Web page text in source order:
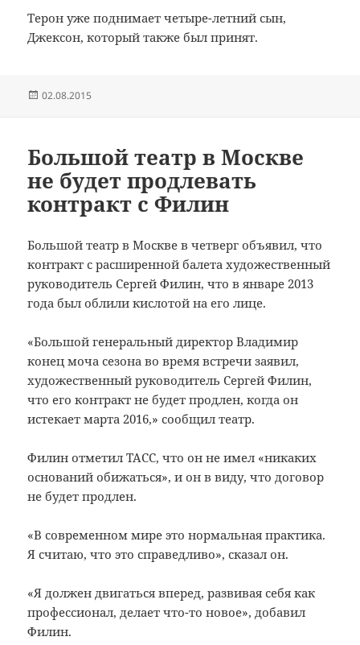
Терон уже поднимает четыре-летнийсын,
Джексон, который также был принят.
Опубликовано
02.08.2015
Большой театр в Москве
не будет продлевать
контракт с Филин
Большой театр в Москве в четверг объявил, что
контракт с расширенной балета художественный
руководитель Сергей Филин, что в январе 2013
года был облили кислотой на его лице.
«Большой генеральный директор Владимир
конец моча сезона во время встречи заявил,
художественный руководитель Сергей Филин,
что его контракт не будет продлен, когда он
истекает марта 2016,» сообщил театр.
Филин отметил ТАСС, что он не имел «никаких
оснований обижаться», и он в виду, что договор
не будет продлен.
«В современном мире это нормальная практика.
Я считаю, что это справедливо», сказал он.
«Я должен двигаться вперед, развивая себя как
профессионал, делает что-то новое», добавил
Филин.